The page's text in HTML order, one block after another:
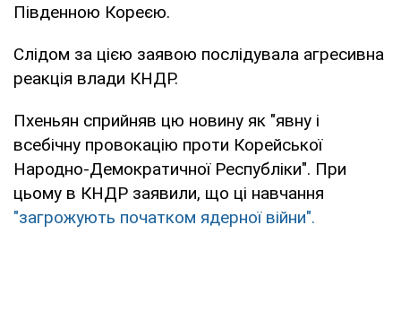
Південною Кореєю.
Слідом за цією заявою послідувала агресивна
реакція влади КНДР.
Пхеньян сприйняв цю новину як "явну і
всебічну провокацію проти Корейської
Народно-Демократичної Республіки". При
цьому в КНДР заявили, що ці навчання
"загрожують початком ядерної війни".